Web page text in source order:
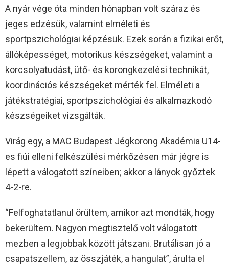
A nyár vége óta minden hónapban volt száraz és
jeges edzésük, valamint elméleti és
sportpszichológiai képzésük. Ezek során a fizikai erőt,
állóképességet, motorikus készségeket, valamint a
korcsolyatudást, ütő- és korongkezelési technikát,
koordinációs készségeket mérték fel. Elméleti a
játékstratégiai, sportpszichológiai és alkalmazkodó
készségeiket vizsgálták.
Virág egy, a MAC Budapest Jégkorong Akadémia U14-
es fiúi elleni felkészülési mérkőzésen már jégre is
lépett a válogatott színeiben; akkor a lányok győztek
4-2-re.
“Felfoghatatlanul örültem, amikor azt mondták, hogy
bekerültem. Nagyon megtisztelő volt válogatott
mezben a legjobbak között játszani. Brutálisan jó a
csapatszellem, az összjáték, a hangulat”, árulta el